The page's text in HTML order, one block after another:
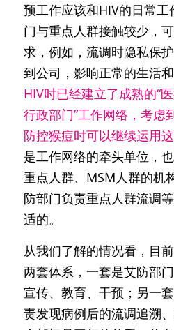
预工作应该和HIV的日常
门与重点人群接触较少，
求，例如，流调时隐私保
到公司，影响正常的生活和
HIV时已经建立了成熟的“
行政部门”工作网络，考虑
防控猴痘时可以继续运用
是工作网络的牵头单位，
重点人群、MSM人群的机
防部门负责重点人群流调
适的。
从我们了解的情况看，目
两套体系，一套是艾防部
宣传、教育、干预；另一
责发现病例后的流调追溯